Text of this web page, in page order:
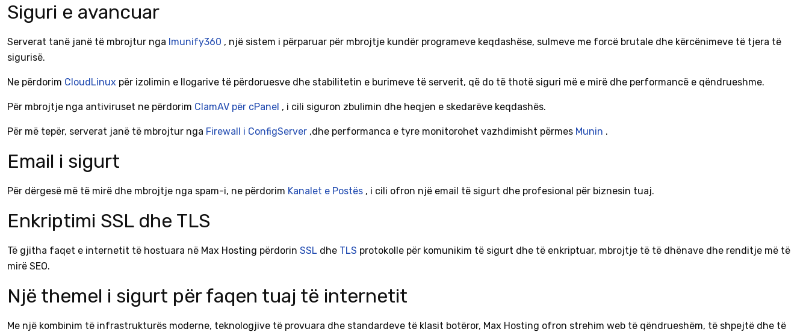
Siguri e avancuar
Serverat tanë janë të mbrojtur nga Imunify360 , një sistem i përparuar për mbrojtje kundër programeve keqdashëse, sulmeve me forcë brutale dhe kërcënimeve të tjera të
sigurisë.
Ne përdorim CloudLinux për izolimin e llogarive të përdoruesve dhe stabilitetin e burimeve të serverit, që do të thotë siguri më e mirë dhe performancë e qëndrueshme.
Për mbrojtje nga antiviruset ne përdorim ClamAV për cPanel , i cili siguron zbulimin dhe heqjen e skedarëve keqdashës.
Për më tepër, serverat janë të mbrojtur nga Firewall i ConfigServer ,dhe performanca e tyre monitorohet vazhdimisht përmes Munin .
Email i sigurt
Për dërgesë më të mirë dhe mbrojtje nga spam-i, ne përdorim Kanalet e Postës , i cili ofron një email të sigurt dhe profesional për biznesin tuaj.
Enkriptimi SSL dhe TLS
Të gjitha faqet e internetit të hostuara në Max Hosting përdorin SSL dhe TLS protokolle për komunikim të sigurt dhe të enkriptuar, mbrojtje të të dhënave dhe renditje më të
mirë SEO.
Një themel i sigurt për faqen tuaj të internetit
Me një kombinim të infrastrukturës moderne, teknologjive të provuara dhe standardeve të klasit botëror, Max Hosting ofron strehim web të qëndrueshëm, të shpejtë dhe të